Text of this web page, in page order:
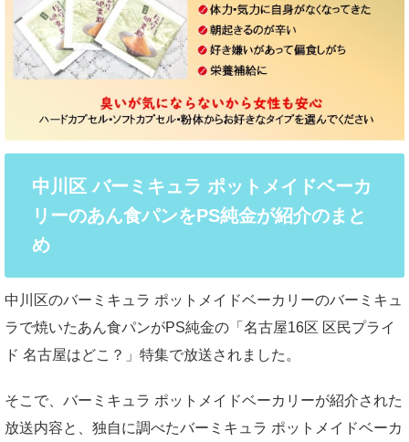
中川区 バーミキュラ ポットメイドベーカ
リーのあん食パンをPS純金が紹介のまと
め
中川区のバーミキュラ ポットメイドベーカリーのバーミキュ
ラで焼いたあん食パンがPS純金の「名古屋16区 区民プライ
ド 名古屋はどこ？」特集で放送されました。
そこで、バーミキュラ ポットメイドベーカリーが紹介された
放送内容と、独自に調べたバーミキュラ ポットメイドベーカ